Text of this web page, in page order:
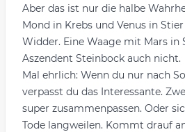
Aber das ist nur die halbe
Mond in Krebs und Venus in
Widder. Eine Waage mit Mars in
Aszendent Steinbock auch nicht.
Mal ehrlich: Wenn du nur nach
verpasst du das Interessante.
super zusammenpassen. Oder
Tode langweilen. Kommt drauf